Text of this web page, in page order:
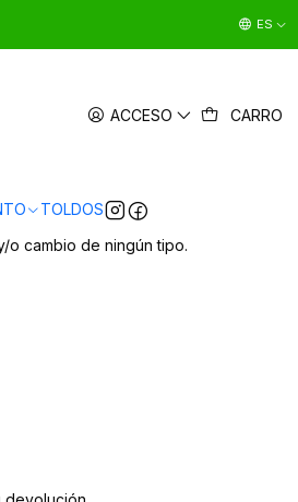
ACCESO CARRO
TOLDOS
ES
o cambio de ningún tipo.